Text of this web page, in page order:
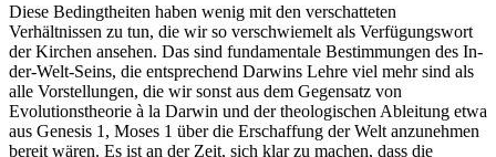
Diese Bedingtheiten haben wenig mit den verschatteten
Verhältnissen zu tun, die wir so verschwiemelt als Verfügungswort
der Kirchen ansehen. Das sind fundamentale Bestimmungen des In-
der-Welt-Seins, die entsprechend Darwins Lehre viel mehr sind als
alle Vorstellungen, die wir sonst aus dem Gegensatz von
Evolutionstheorie à la Darwin und der theologischen Ableitung etwa
aus Genesis 1, Moses 1 über die Erschaffung der Welt anzunehmen
bereit wären. Es ist an der Zeit, sich klar zu machen, dass die